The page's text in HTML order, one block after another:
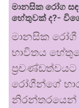
මානසික රෝග
හේතුවක් ද?-
මානසික රෝගී
භාවිතය
රෝගීන්ගේ
නිරන්තරයෙන්